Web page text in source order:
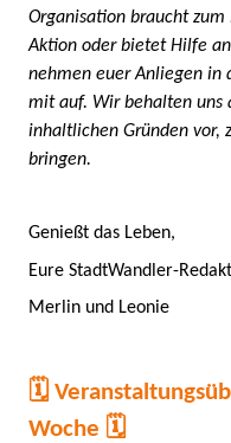
Organisation braucht
Aktion oder bietet Hilfe
nehmen euer Anliegen in
mit auf. Wir behalten uns
inhaltlichen Gründen vor,
bringen.
Genießt das Leben,
Eure StadtWandler-
Merlin und Leonie
🗓️
Woche 🗓️